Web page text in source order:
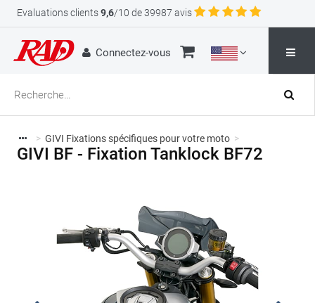
Evaluations clients9,6/10 de 39987 avis
Connectez-vous
> GIVI Fixations spécifiques pour votre moto >
GIVI BF - Fixation Tanklock BF72